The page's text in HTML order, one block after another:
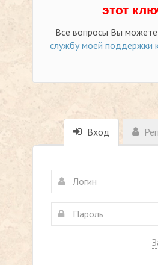
этот
Все вопросы Вы можете
службу моей поддержки
Вход